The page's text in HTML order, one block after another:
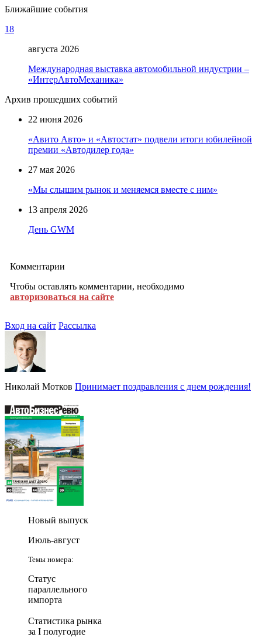
Ближайшие события
18
августа 2026
Международная выставка автомобильной индустрии –
«ИнтерАвтоМеханика»
Архив прошедших событий
22 июня 2026
«Авито Авто» и «Автостат» подвели итоги юбилейной
премии «Автодилер года»
27 мая 2026
«Мы слышим рынок и меняемся вместе с ним»
13 апреля 2026
День GWM
Комментарии
Чтобы оставлять комментарии, необходимо
авторизоваться на сайте
Вход на сайт Рассылка
Николай Мотков Принимает поздравления с днем рождения!
Новый выпуск
Июль-август
Темы номера:
Статус
параллельного
импорта
Статистика рынка
за I полугодие